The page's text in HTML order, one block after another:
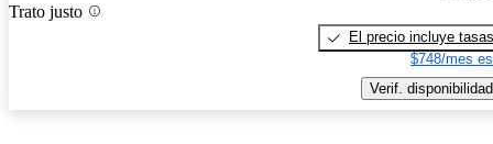
Trato justo
El precio incluye tasas
$748/mes
Verif. disponibilidad